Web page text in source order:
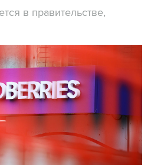
в правительстве,